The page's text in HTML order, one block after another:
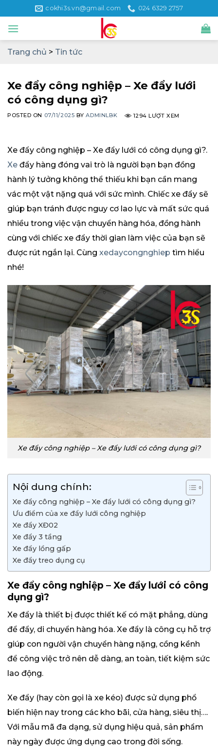
to
content
cokhi3s.vn@gmail.com 024 6329 2757
Trang chủ > Tin tức
Xe đẩy công nghiệp – Xe đẩy lưới
có công dụng gì?
POSTED ON 07/11/2025 BYADMINLBK 1294 LƯỢT XEM
Xe đẩy công nghiệp – Xe đẩy lưới có công dụng gì?.
Xe đẩy hàng đóng vai trò là người bạn bạn đồng
hành lý tưởng không thể thiếu khi bạn cần mang
vác một vật nặng quá với sức mình. Chiếc xe đẩy sẽ
giúp bạn tránh được nguy cơ lao lực và mất sức quá
nhiều trong việc vận chuyển hàng hóa, đồng hành
cùng với chiếc xe đẩy thời gian làm việc của bạn sẽ
được rút ngắn lại. Cùng xedaycongnghiep tìm hiểu
nhé!
Xe đẩy công nghiệp – Xe đẩy lưới có công dụng gì?
Nội dung chính:
Xe đẩy công nghiệp – Xe đẩy lưới có công dụng gì?
Ưu điểm của xe đẩy lưới công nghiệp
Xe đẩy XĐ02
Xe đẩy 3 tầng
Xe đẩy lồng gấp
Xe đẩy treo dụng cụ
Xe đẩy công nghiệp – Xe đẩy lưới có công
dụng gì?
Xe đẩy là thiết bị được thiết kế có mặt phẳng, dùng
để đẩy, di chuyển hàng hóa. Xe đẩy là công cụ hỗ trợ
giúp con người vận chuyển hàng nặng, cồng kềnh
để công việc trở nên dễ dàng, an toàn, tiết kiệm sức
lao động.
Xe đẩy (hay còn gọi là xe kéo) được sử dụng phổ
biến hiện nay trong các kho bãi, cửa hàng, siêu thị….
Với mẫu mã đa dạng, sử dụng hiệu quả, sản phẩm
này ngày được ứng dụng cao trong đời sống.